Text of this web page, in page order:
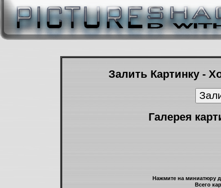
Залить Картинку -
Галерея
Нажмите на миниатюру
Всего